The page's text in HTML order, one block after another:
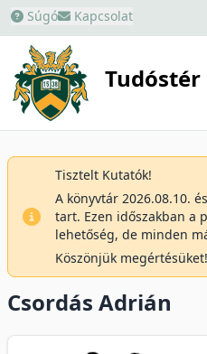
Súgó Kapcsolat
Tudóstér
Tisztelt Kutatók!
A könyvtár 2026.08.10.
tart. Ezen időszakban a
lehetőség, de minden
Köszönjük megértésüket!
Csordás Adrián